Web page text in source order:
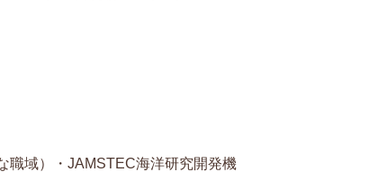
職域）・JAMSTEC海洋研究開発機